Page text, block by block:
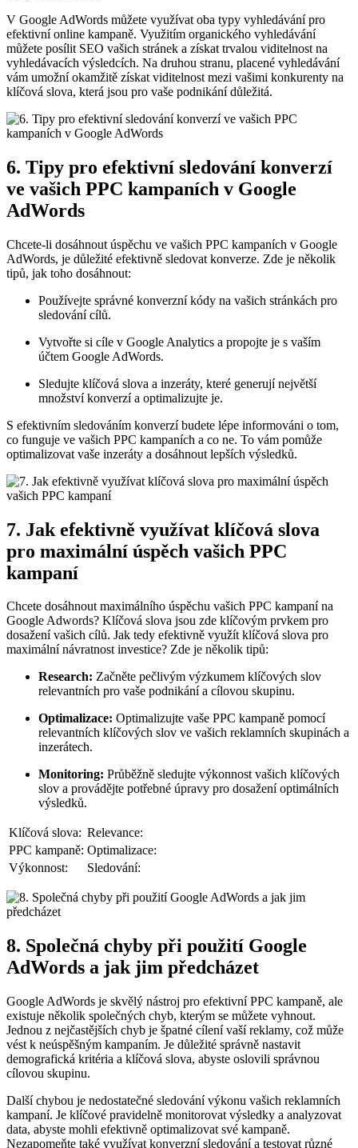
V Google AdWords můžete využívat oba typy vyhledávání pro
efektivní online kampaně. Využitím organického vyhledávání
můžete posílit SEO vašich stránek a získat trvalou viditelnost na
vyhledávacích výsledcích. Na druhou stranu, placené vyhledávání
vám umožní okamžitě získat viditelnost mezi vašimi konkurenty na
klíčová slova, která jsou pro vaše podnikání důležitá.
6. Tipy pro efektivní sledování konverzí
ve vašich PPC kampaních v Google
AdWords
Chcete-li dosáhnout úspěchu ve vašich PPC kampaních v Google
AdWords, je důležité efektivně sledovat konverze. Zde je několik
tipů, jak toho dosáhnout:
Používejte správné konverzní kódy na vašich stránkách pro
sledování cílů.
Vytvořte si cíle v Google Analytics a propojte je s vaším
účtem Google AdWords.
Sledujte klíčová slova a inzeráty, které generují největší
množství konverzí a optimalizujte je.
S efektivním sledováním konverzí budete lépe informováni o tom,
co funguje ve vašich PPC kampaních a co ne. To vám pomůže
optimalizovat vaše inzeráty a dosáhnout lepších výsledků.
7. Jak efektivně využívat klíčová slova
pro maximální úspěch vašich PPC
kampaní
Chcete dosáhnout maximálního úspěchu vašich PPC kampaní na
Google Adwords? Klíčová slova jsou zde klíčovým prvkem pro
dosažení vašich cílů. Jak tedy efektivně využít klíčová slova pro
maximální návratnost investice? Zde je několik tipů:
Research: Začněte pečlivým výzkumem klíčových slov
relevantních pro vaše podnikání a cílovou skupinu.
Optimalizace: Optimalizujte vaše PPC kampaně pomocí
relevantních klíčových slov ve vašich reklamních skupinách a
inzerátech.
Monitoring: Průběžně sledujte výkonnost vašich klíčových
slov a provádějte potřebné úpravy pro dosažení optimálních
výsledků.
Klíčová slova: Relevance:
PPC kampaně: Optimalizace:
Výkonnost:
Sledování:
8. Společná chyby při použití Google
AdWords a jak jim předcházet
Google AdWords je skvělý nástroj pro efektivní PPC kampaně, ale
existuje několik společných chyb, kterým se můžete vyhnout.
Jednou z nejčastějších chyb je špatné cílení vaší reklamy, což může
vést k neúspěšným kampaním. Je důležité správně nastavit
demografická kritéria a klíčová slova, abyste oslovili správnou
cílovou skupinu.
Další chybou je nedostatečné sledování výkonu vašich reklamních
kampaní. Je klíčové pravidelně monitorovat výsledky a analyzovat
data, abyste mohli efektivně optimalizovat své kampaně.
Nezapomeňte také využívat konverzní sledování a testovat různé